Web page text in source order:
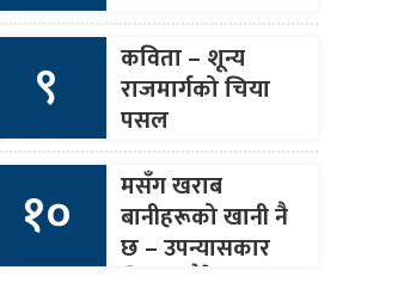
९ कविता – शून्य
राजमार्गको चिया
पसल
१० मसँग खराब
बानीहरूको खानी नै
छ – उपन्यासकार
जिएस पौडेल